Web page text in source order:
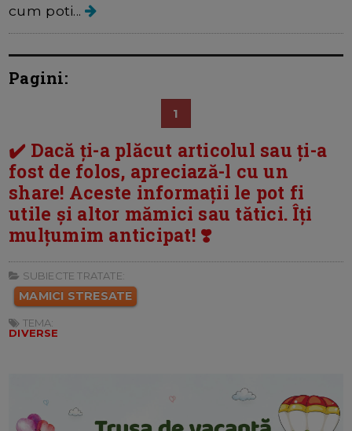
cum poti...
Pagini:
1
✔️ Dacă ți-a plăcut articolul sau ți-a
fost de folos, apreciază-l cu un
share! Aceste informații le pot fi
utile și altor mămici sau tătici. Îți
mulțumim anticipat! ❣️
SUBIECTE TRATATE:
MAMICI STRESATE
TEMA:
DIVERSE